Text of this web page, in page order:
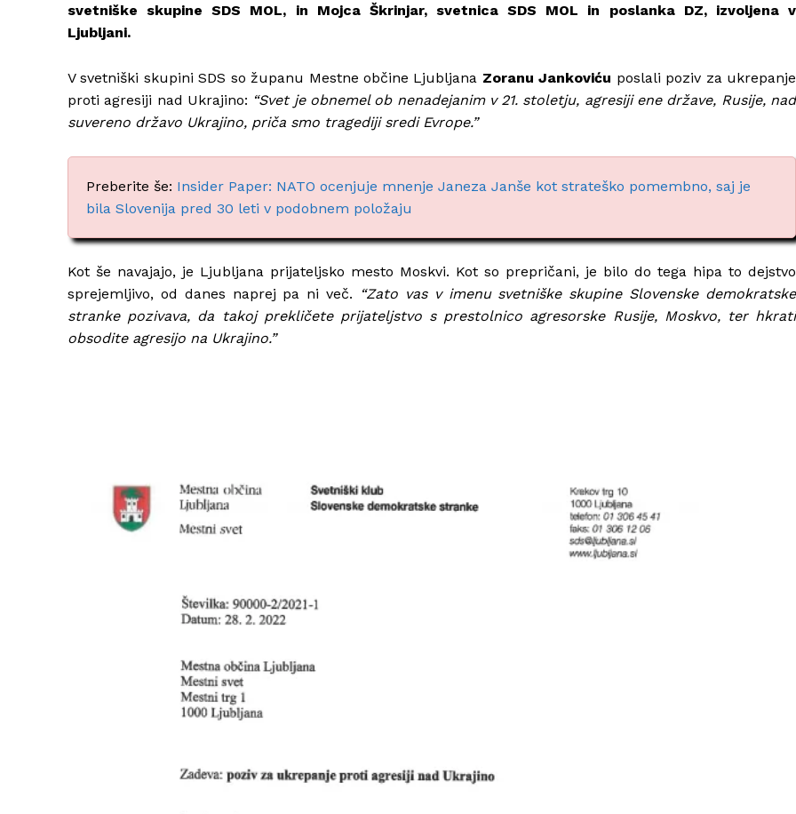
svetniške skupine SDS MOL, in Mojca Škrinjar, svetnica SDS MOL in poslanka DZ, izvoljena v
Ljubljani.
V svetniški skupini SDS so županu Mestne občine Ljubljana Zoranu Jankoviću poslali poziv za ukrepanje
proti agresiji nad Ukrajino: “Svet je obnemel ob nenadejanim v 21. stoletju, agresiji ene države, Rusije, nad
suvereno državo Ukrajino, priča smo tragediji sredi Evrope.”
Preberite še: Insider Paper: NATO ocenjuje mnenje Janeza Janše kot strateško pomembno, saj je
bila Slovenija pred 30 leti v podobnem položaju
Kot še navajajo, je Ljubljana prijateljsko mesto Moskvi. Kot so prepričani, je bilo do tega hipa to dejstvo
sprejemljivo, od danes naprej pa ni več.
“Zato vas v imenu svetniške skupine Slovenske demokratske
stranke pozivava, da takoj prekličete prijateljstvo s prestolnico agresorske Rusije, Moskvo, ter hkrati
obsodite agresijo na Ukrajino.”